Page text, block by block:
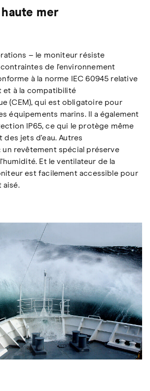
mer
– le moniteur résiste
de l'environnement
à la norme IEC 60945 relative
et à la compatibilité
(CEM), qui est obligatoire pour
équipements marins. Il a également
IP65, ce qui le protège même
des jets d'eau. Autres
revêtement spécial préserve
Et le ventilateur de la
est facilement accessible pour
aisé.